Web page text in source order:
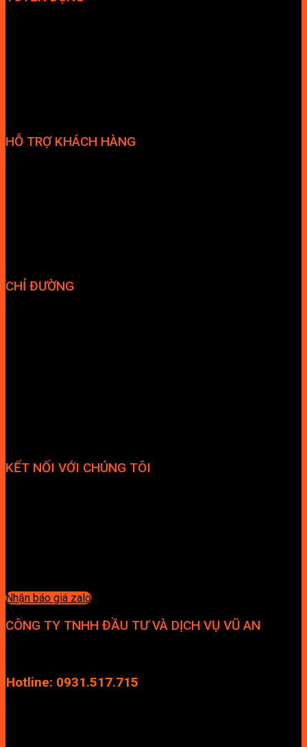
HỖ TRỢ KHÁCH HÀNG
CHỈ ĐƯỜNG
KẾT NỐI VỚI CHÚNG TÔI
Nhận báo giá zalo
CÔNG TY TNHH ĐẦU TƯ VÀ DỊCH VỤ VŨ AN
Hotline: 0931.517.715